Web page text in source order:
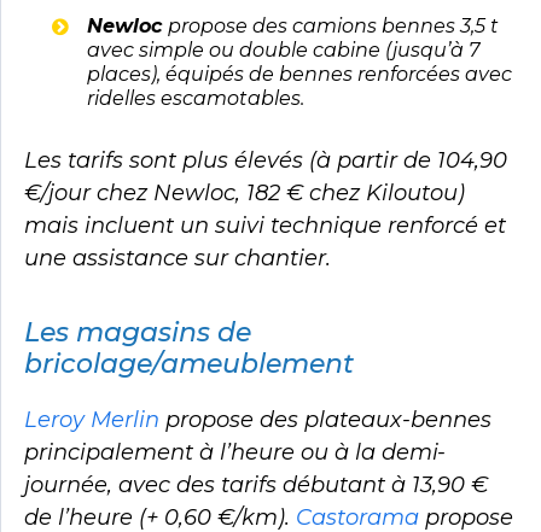
Newloc propose des camions bennes 3,5 t
avec simple ou double cabine (jusqu’à 7
places), équipés de bennes renforcées avec
ridelles escamotables.
Les tarifs sont plus élevés (à partir de 104,90
€/jour chez Newloc, 182 € chez Kiloutou)
mais incluent un suivi technique renforcé et
une assistance sur chantier.
Les magasins de
bricolage/ameublement
Leroy Merlin propose des plateaux-bennes
principalement à l’heure ou à la demi-
journée, avec des tarifs débutant à 13,90 €
de l’heure (+ 0,60 €/km). Castorama propose